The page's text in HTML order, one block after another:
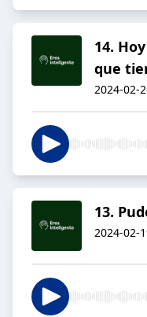
14.
que
2024-02-
13.
2024-02-